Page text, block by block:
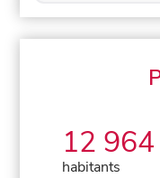
12 964
habitants